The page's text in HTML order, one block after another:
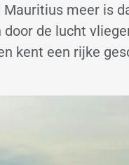
meer is
de lucht
kent een rijke